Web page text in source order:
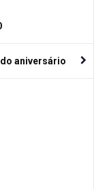
aniversário